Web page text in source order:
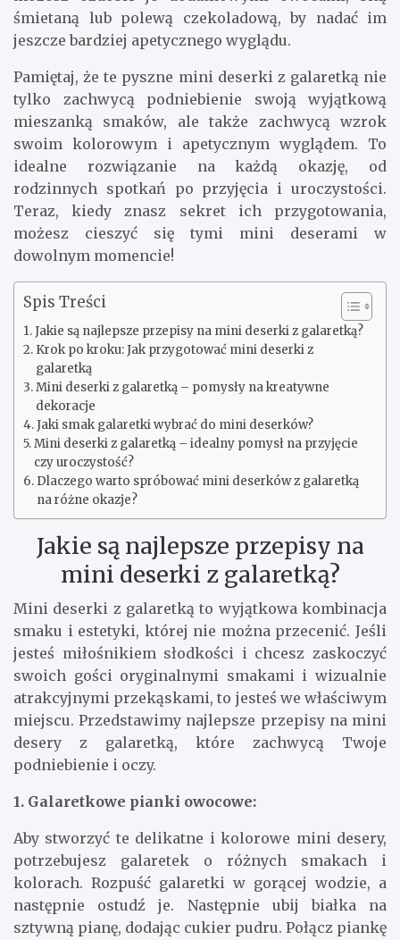
śmietaną lub polewą czekoladową, by nadać im
jeszcze bardziej apetycznego wyglądu.
Pamiętaj, że te pyszne mini deserki z galaretką nie
tylko zachwycą podniebienie swoją wyjątkową
mieszanką smaków, ale także zachwycą wzrok
swoim kolorowym i apetycznym wyglądem. To
idealne rozwiązanie na każdą okazję, od
rodzinnych spotkań po przyjęcia i uroczystości.
Teraz, kiedy znasz sekret ich przygotowania,
możesz cieszyć się tymi mini deserami w
dowolnym momencie!
Spis Treści
Jakie są najlepsze przepisy na mini deserki z galaretką?
Krok po kroku: Jak przygotować mini deserki z
galaretką
Mini deserki z galaretką – pomysły na kreatywne
dekoracje
Jaki smak galaretki wybrać do mini deserków?
Mini deserki z galaretką – idealny pomysł na przyjęcie
czy uroczystość?
Dlaczego warto spróbować mini deserków z galaretką
na różne okazje?
Jakie są najlepsze przepisy na
mini deserki z galaretką?
Mini deserki z galaretką to wyjątkowa kombinacja
smaku i estetyki, której nie można przecenić. Jeśli
jesteś miłośnikiem słodkości i chcesz zaskoczyć
swoich gości oryginalnymi smakami i wizualnie
atrakcyjnymi przekąskami, to jesteś we właściwym
miejscu. Przedstawimy najlepsze przepisy na mini
desery z galaretką, które zachwycą Twoje
podniebienie i oczy.
1. Galaretkowe pianki owocowe:
Aby stworzyć te delikatne i kolorowe mini desery,
potrzebujesz galaretek o różnych smakach i
kolorach. Rozpuść galaretki w gorącej wodzie, a
następnie ostudź je. Następnie ubij białka na
sztywną pianę, dodając cukier pudru. Połącz piankę